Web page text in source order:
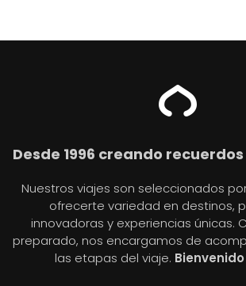
Desde 1996 creando
Nuestros viajes son seleccionados
ofrecerte variedad en destinos,
innovadoras y experiencias únicas.
preparado, nos encargamos de
las etapas del viaje.